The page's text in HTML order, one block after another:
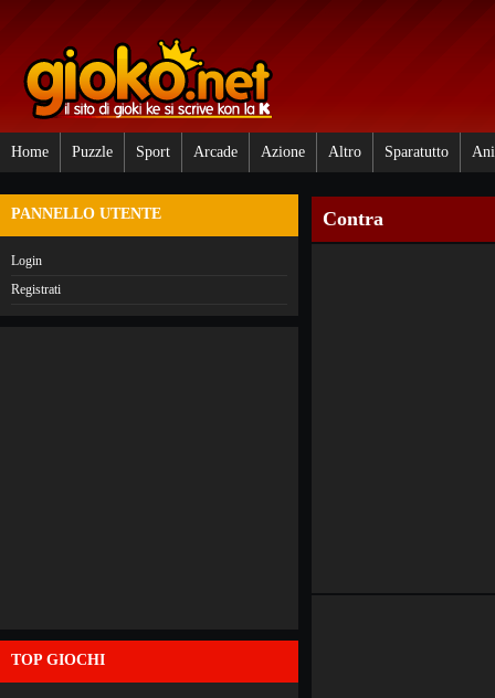
Home Puzzle Sport Arcade Azione Altro Sparatutto
PANNELLO UTENTE
Login
Registrati
TOP GIOCHI
Contra